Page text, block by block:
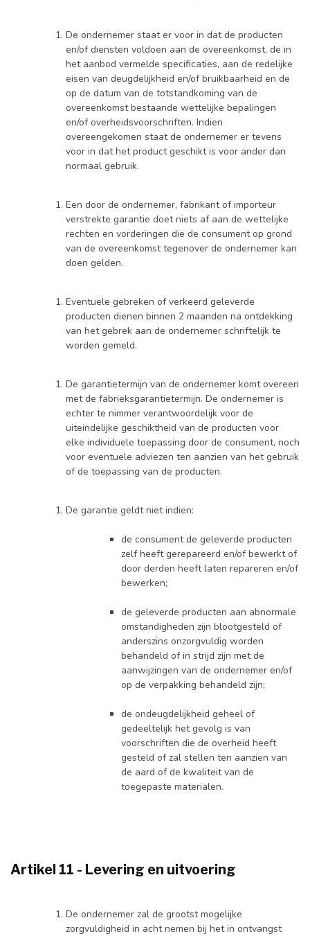
De ondernemer staat er voor in dat de producten
en/of diensten voldoen aan de overeenkomst, de in
het aanbod vermelde specificaties, aan de redelijke
eisen van deugdelijkheid en/of bruikbaarheid en de
op de datum van de totstandkoming van de
overeenkomst bestaande wettelijke bepalingen
en/of overheidsvoorschriften. Indien
overeengekomen staat de ondernemer er tevens
voor in dat het product geschikt is voor ander dan
normaal gebruik.
Een door de ondernemer, fabrikant of importeur
verstrekte garantie doet niets af aan de wettelijke
rechten en vorderingen die de consument op grond
van de overeenkomst tegenover de ondernemer kan
doen gelden.
Eventuele gebreken of verkeerd geleverde
producten dienen binnen 2 maanden na ontdekking
van het gebrek aan de ondernemer schriftelijk te
worden gemeld.
De garantietermijn van de ondernemer komt overeen
met de fabrieksgarantietermijn. De ondernemer is
echter te nimmer verantwoordelijk voor de
uiteindelijke geschiktheid van de producten voor
elke individuele toepassing door de consument, noch
voor eventuele adviezen ten aanzien van het gebruik
of de toepassing van de producten.
De garantie geldt niet indien:
de consument de geleverde producten
zelf heeft gerepareerd en/of bewerkt of
door derden heeft laten repareren en/of
bewerken;
de geleverde producten aan abnormale
omstandigheden zijn blootgesteld of
anderszins onzorgvuldig worden
behandeld of in strijd zijn met de
aanwijzingen van de ondernemer en/of
op de verpakking behandeld zijn;
de ondeugdelijkheid geheel of
gedeeltelijk het gevolg is van
voorschriften die de overheid heeft
gesteld of zal stellen ten aanzien van
de aard of de kwaliteit van de
toegepaste materialen.
Artikel 11 - Levering en uitvoering
De ondernemer zal de grootst mogelijke
zorgvuldigheid in acht nemen bij het in ontvangst